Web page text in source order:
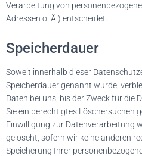
Verarbeitung von
Adressen o. Ä.) entscheidet.
Speicherdauer
Soweit innerhalb dieser
Speicherdauer genannt wurde,
Daten bei uns, bis der Zweck für die
Sie ein berechtigtes Löschersuchen
Einwilligung zur Datenverarbeitung
gelöscht, sofern wir keine anderen
Speicherung Ihrer